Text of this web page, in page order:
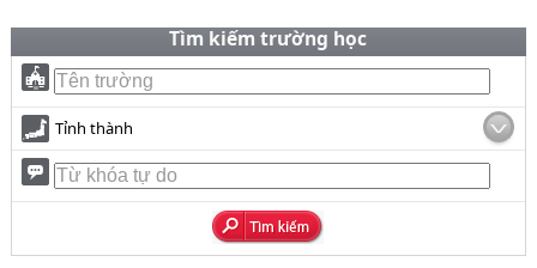
Tìm kiếm trường học
Tỉnh thành